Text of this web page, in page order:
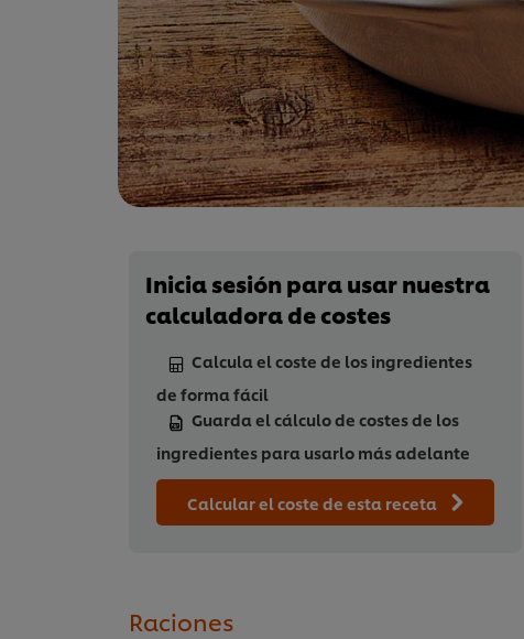
Inicia sesión para usar nuestra
calculadora de costes
Calcula el coste de los ingredientes
de forma fácil
Guarda el cálculo de costes de los
ingredientes para usarlo más adelante
Calcular el coste de esta receta
Raciones